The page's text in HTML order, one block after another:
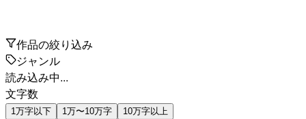
作品の絞り込み
ジャンル
読み込み中...
文字数
1万字以下 1万〜10万字 10万字以上